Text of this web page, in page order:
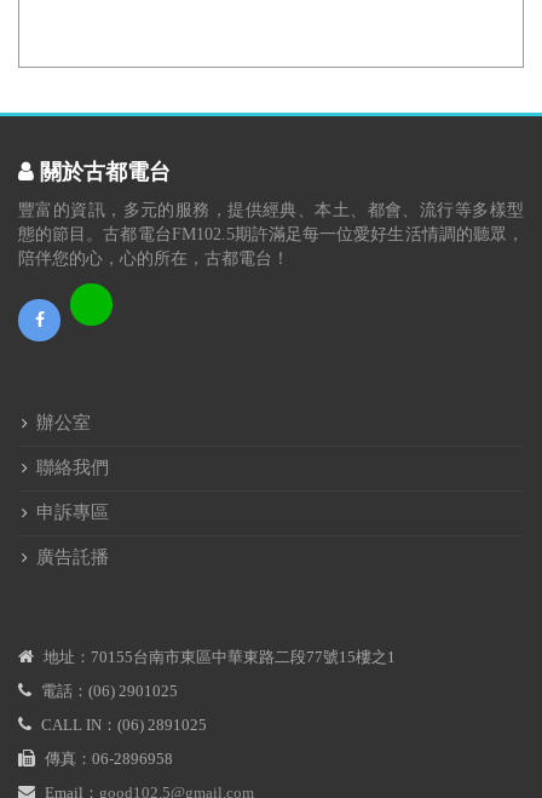
關於古都電台
豐富的資訊，多元的服務，提供經典、本土、都會、流行等多樣型
態的節目。古都電台FM102.5期許滿足每一位愛好生活情調的聽眾，
陪伴您的心，心的所在，古都電台！
辦公室
聯絡我們
申訴專區
廣告託播
地址：70155台南市東區中華東路二段77號15樓之1
電話：(06) 2901025
CALL IN：(06) 2891025
傳真：06-2896958
Email： good102.5@gmail.com